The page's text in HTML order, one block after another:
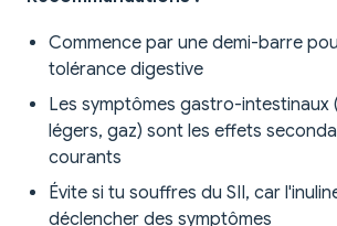
Commence par une demi-barre
tolérance digestive
Les symptômes gastro-intestinaux
légers, gaz) sont les effets
courants
Évite si tu souffres du SII, car
déclencher des symptômes